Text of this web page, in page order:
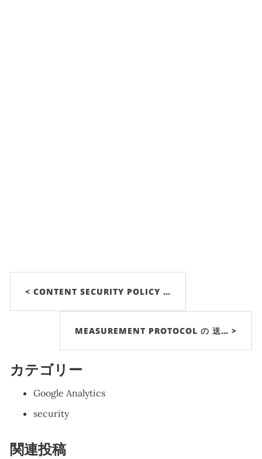
< CONTENT SECURITY POLICY …
MEASUREMENT PROTOCOL の 送… >
カテゴリー
Google Analytics
security
関連投稿